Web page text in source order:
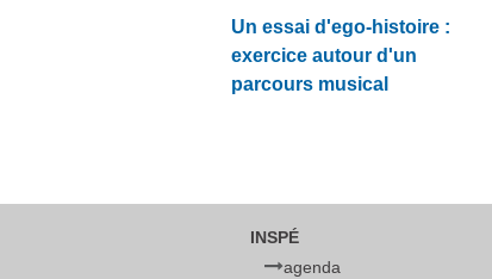
Un essai d'ego-histoire :
exercice autour d'un
parcours musical
INSPÉ
agenda